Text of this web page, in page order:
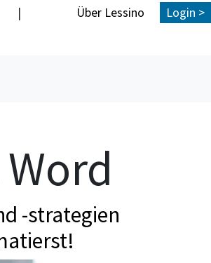
| Über Lessino Login >
-strategien